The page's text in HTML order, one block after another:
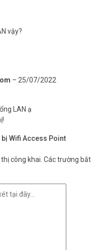
vậy?
– 25/07/2022
LAN ạ
bị Wifi Access Point
công khai. Các trường bắt